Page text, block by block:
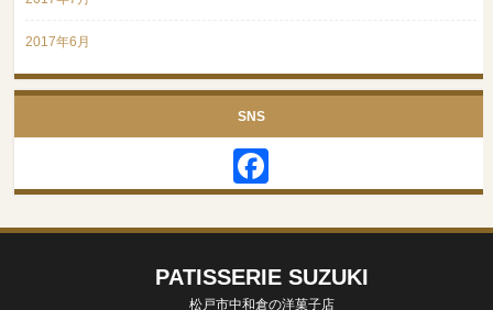
2017年6月
SNS
PATISSERIE SUZUKI
松戸市中和倉の洋菓子店